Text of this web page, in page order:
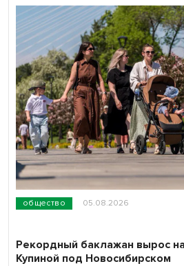
общество 05.08.2026
Рекордный баклажан вырос
Купиной под Новосибирском